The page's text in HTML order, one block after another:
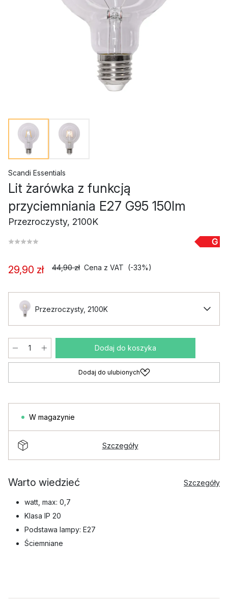
Scandi Essentials
Lit żarówka z funkcją
przyciemniania E27 G95 150lm
Przezroczysty, 2100K
G
29,90 zł 44,90 zł Cena z VAT (-33%)
Przezroczysty, 2100K
Dodaj do koszyka
Dodaj do ulubionych
W magazynie
Szczegóły
Warto wiedzieć Szczegóły
watt, max: 0,7
Klasa IP 20
Podstawa lampy: E27
Ściemniane